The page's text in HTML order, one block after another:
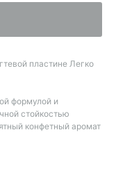
пластине Легко
формулой и
стойкостью
конфетный аромат